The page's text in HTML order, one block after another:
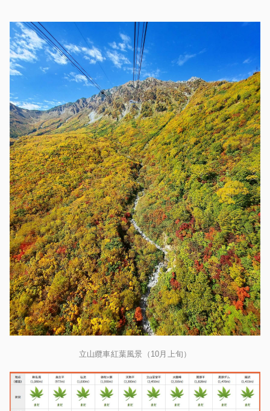
立山纜車紅葉風景（10月上旬）